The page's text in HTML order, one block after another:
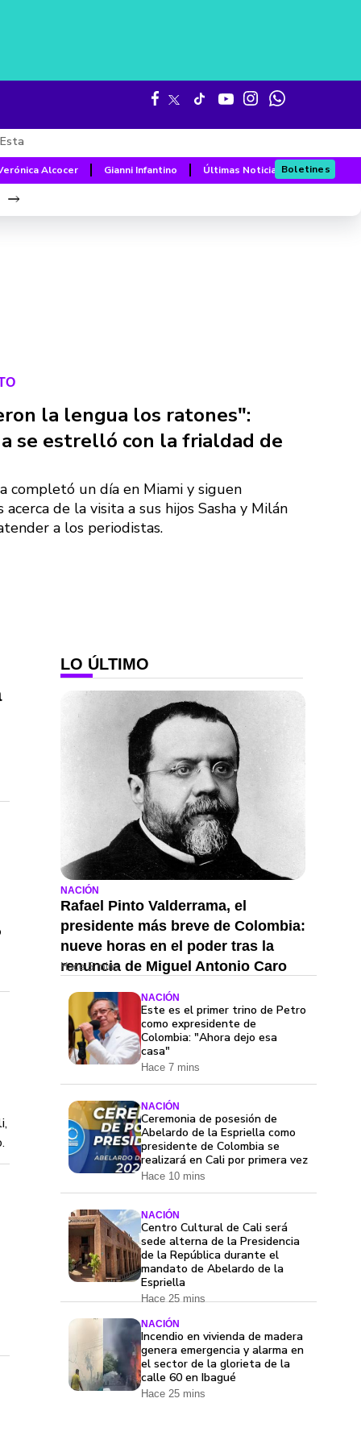
Alcocer Gianni Infantino Últimas NoticiasBoletines
la lengua los ratones":
se estrelló con la frialdad de
completó un día en Miami y siguen
de la visita a sus hijos Sasha y Milán
a los periodistas.
LO ÚLTIMO
NACIÓN
Rafael Pinto Valderrama, el
presidente más breve de Colombia:
nueve horas en el poder tras la
renuncia de Miguel Antonio Caro
Hace 5 mins
NACIÓN
Este es el primer trino de Petro
como expresidente de
Colombia: "Ahora dejo esa
casa"
Hace 7 mins
NACIÓN
Ceremonia de posesión de
Abelardo de la Espriella como
presidente de Colombia se
realizará en Cali por primera vez
Hace 10 mins
NACIÓN
Centro Cultural de Cali será
sede alterna de la Presidencia
de la República durante el
mandato de Abelardo de la
Espriella
Hace 25 mins
NACIÓN
Incendio en vivienda de madera
genera emergencia y alarma en
el sector de la glorieta de la
calle 60 en Ibagué
Hace 25 mins